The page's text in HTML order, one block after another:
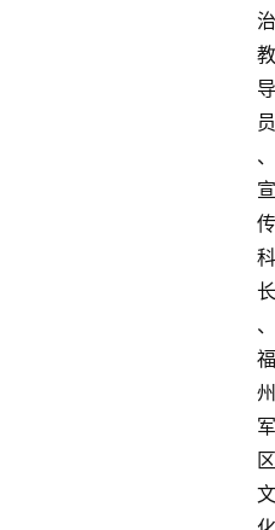
治
教
导
员
、
宣
传
科
长
、
福
州
军
区
文